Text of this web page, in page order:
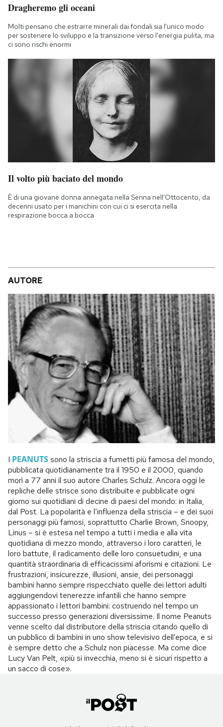
Dragheremo gli oceani
Molti pensano che estrarre minerali dai fondali sia l'unico modo
per sostenere lo sviluppo e la transizione verso l'energia pulita, ma
ci sono rischi enormi
Il volto più baciato del mondo
È di una giovane donna annegata nella Senna nell'Ottocento, da
decenni usato per i manichini con cui ci si esercita nella
respirazione bocca a bocca
AUTORE
I PEANUTSsono la striscia a fumetti più famosa del mondo,
pubblicata quotidianamente tra il 1950 e il 2000, quando
morì a 77 anni il suo autore Charles Schulz. Ancora oggi le
repliche delle strisce sono distribuite e pubblicate ogni
giorno sui quotidiani di decine di paesi del mondo: in Italia,
dal Post. La popolarità e l’influenza della striscia – e dei suoi
personaggi più famosi, soprattutto Charlie Brown, Snoopy,
Linus – si è estesa nel tempo a tutti i media e alla vita
quotidiana di mezzo mondo, attraverso i loro caratteri, le
loro battute, il radicamento delle loro consuetudini, e una
quantità straordinaria di efficacissimi aforismi e citazioni. Le
frustrazioni, insicurezze, illusioni, ansie, dei personaggi
bambini hanno sempre rispecchiato quelle dei lettori adulti
aggiungendovi tenerezze infantili che hanno sempre
appassionato i lettori bambini: costruendo nel tempo un
successo presso generazioni diversissime. Il nome Peanuts
venne scelto dal distributore della striscia citando quello di
un pubblico di bambini in uno show televisivo dell’epoca, e si
è sempre detto che a Schulz non piacesse. Ma come dice
Lucy Van Pelt, «più si invecchia, meno si è sicuri rispetto a
un sacco di cose».